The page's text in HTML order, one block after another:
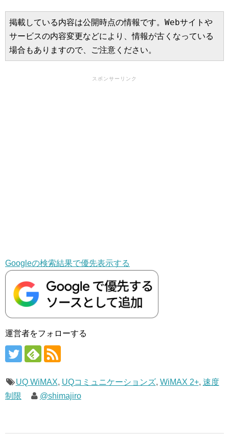
掲載している内容は公開時点の情報です。Webサイトや
サービスの内容変更などにより、情報が古くなっている
場合もありますので、ご注意ください。
スポンサーリンク
Googleの検索結果で優先表示する
運営者をフォローする
UQ WiMAX, UQコミュニケーションズ, WiMAX 2+, 速度
制限
@shimajiro